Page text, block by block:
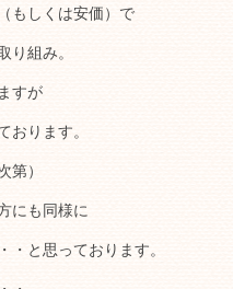
もしくは安価）で
り組み。
すが
おります。
第）
にも同様に
・と思っております。